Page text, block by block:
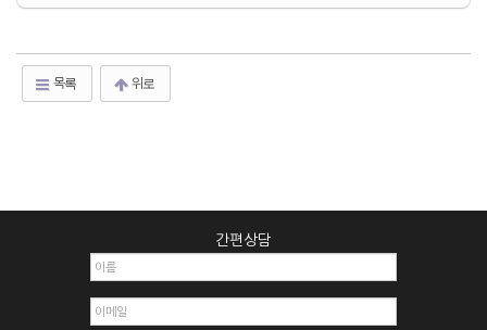
목록 위로
간편상담